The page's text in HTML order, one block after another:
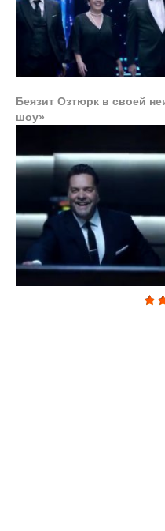
Беязит Озтюрк в своей
шоу»